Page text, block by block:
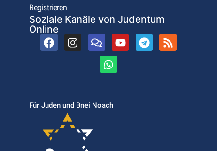
Registrieren
Soziale Kanäle von Judentum
Online
Für Juden und Bnei Noach